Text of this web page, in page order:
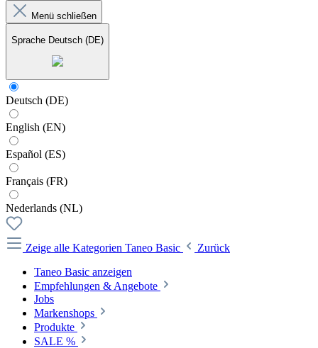
Menü schließen
Sprache Deutsch (DE)
Deutsch (DE)
English (EN)
Español (ES)
Français (FR)
Nederlands (NL)
Zeige alle Kategorien Taneo Basic
Zurück
Taneo Basic anzeigen
Empfehlungen & Angebote
Jobs
Markenshops
Produkte
SALE %